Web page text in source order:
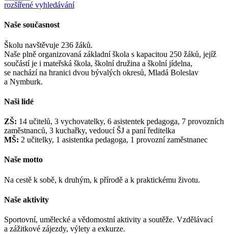
rozšířené vyhledávání
Naše současnost
Školu navštěvuje 236 žáků.
Naše plně organizovaná základní škola s kapacitou 250 žáků, jejíž
součástí je i mateřská škola, školní družina a školní jídelna,
se nachází na hranici dvou bývalých okresů, Mladá Boleslav
a Nymburk.
Naši lidé
ZŠ: 14 učitelů, 3 vychovatelky, 6 asistentek pedagoga, 7 provozních
zaměstnanců, 3 kuchařky, vedoucí ŠJ a paní ředitelka
MŠ: 2 učitelky, 1 asistentka pedagoga, 1 provozní zaměstnanec
Naše motto
Na cestě k sobě, k druhým, k přírodě a k praktickému životu.
Naše aktivity
Sportovní, umělecké a vědomostní aktivity a soutěže. Vzdělávací
a zážitkové zájezdy, výlety a exkurze.